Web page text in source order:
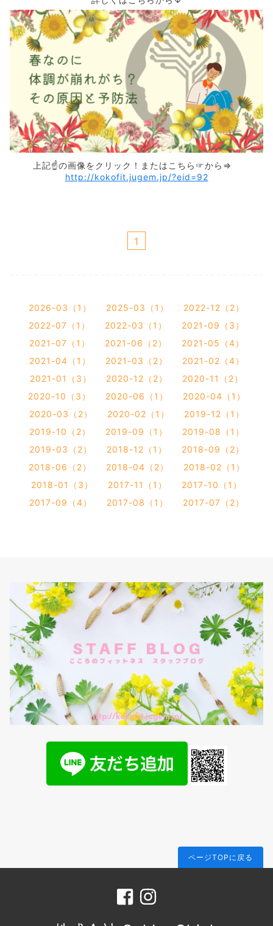
上記☝の画像をクリック！またはこちら☞から⇒
http://kokofit.jugem.jp/?eid=92
1
2026-03（1） 2025-03（1）
2022-12（2）
2022-07（1）
2022-03（1）
2021-09（3）
2021-07（1）
2021-06（2）
2021-05（4）
2021-04（1）
2021-03（2）
2021-02（4）
2021-01（3）
2020-12（2）
2020-11（2）
2020-10（3）
2020-06（1）
2020-04（1）
2020-03（2）
2020-02（1）
2019-12（1）
2019-10（2）
2019-09（1）
2019-08（1）
2019-03（2）
2018-12（1）
2018-09（2）
2018-06（2）
2018-04（2）
2018-02（1）
2018-01（3）
2017-11（1）
2017-10（1）
2017-09（4）
2017-08（1） 2017-07（2）
ページTOPに戻る